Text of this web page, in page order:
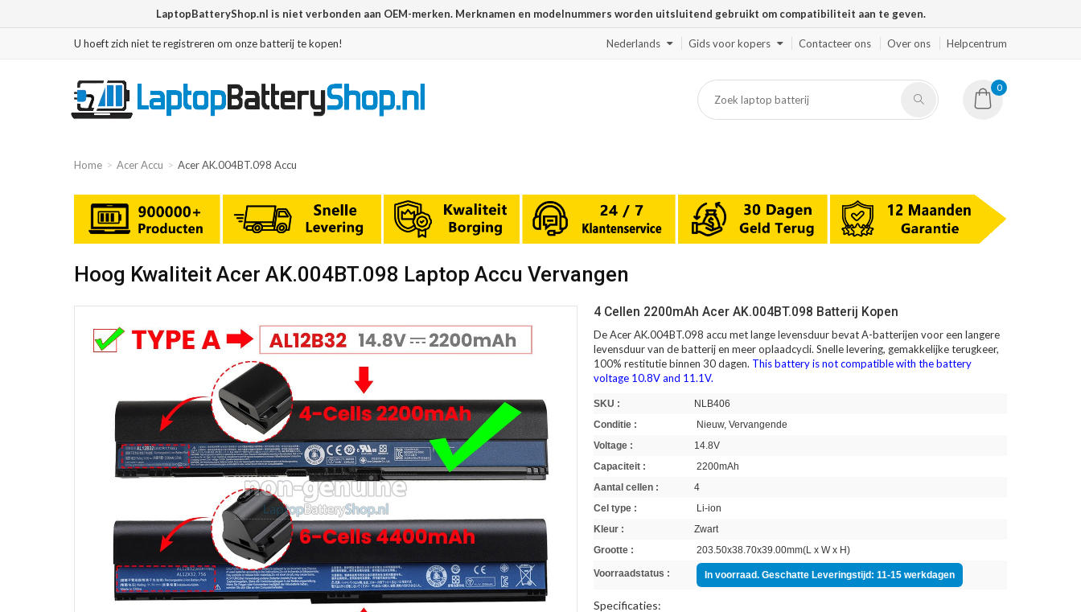
LaptopBatteryShop.nl is niet verbonden aan OEM-merken. Merknamen en modelnummers worden uitsluitend gebruikt om compatibiliteit aan te geven.
U hoeft zich niet te registreren om onze batterij te kopen! Nederlands Gids voor kopers Contacteer ons Over ons Helpcentrum
0
Home Acer Accu Acer AK.004BT.098 Accu
Hoog Kwaliteit Acer AK.004BT.098 Laptop Accu Vervangen
4 Cellen 2200mAh Acer AK.004BT.098 Batterij Kopen
De Acer AK.004BT.098 accu met lange levensduur bevat A-batterijen voor een langere
levensduur van de batterij en meer oplaadcycli. Snelle levering, gemakkelijke terugkeer,
100% restitutie binnen 30 dagen. This battery is not compatible with the battery
voltage 10.8V and 11.1V.
SKU :
NLB406
Conditie :
Nieuw, Vervangende
Voltage :
14.8V
Capaciteit :
2200mAh
Aantal cellen :
4
Cel type :
Li-ion
Kleur :
Zwart
Grootte :
203.50x38.70x39.00mm(L x W x H)
Voorraadstatus : In voorraad. Geschatte Leveringstijd: 11-15 werkdagen
Specificaties: